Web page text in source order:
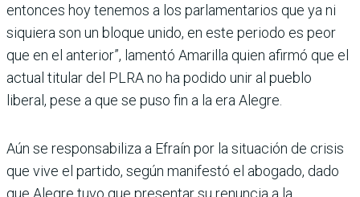
entonces hoy tenemos a los parlamentarios que ya ni
siquiera son un bloque unido, en este periodo es peor
que en el anterior”, lamentó Amarilla quien afirmó que el
actual titular del PLRA no ha podido unir al pueblo
liberal, pese a que se puso fin a la era Alegre.
Aún se responsabiliza a Efraín por la situación de crisis
que vive el partido, según manifestó el abo­gado, dado
que Alegre tuvo que presentar su renuncia a la